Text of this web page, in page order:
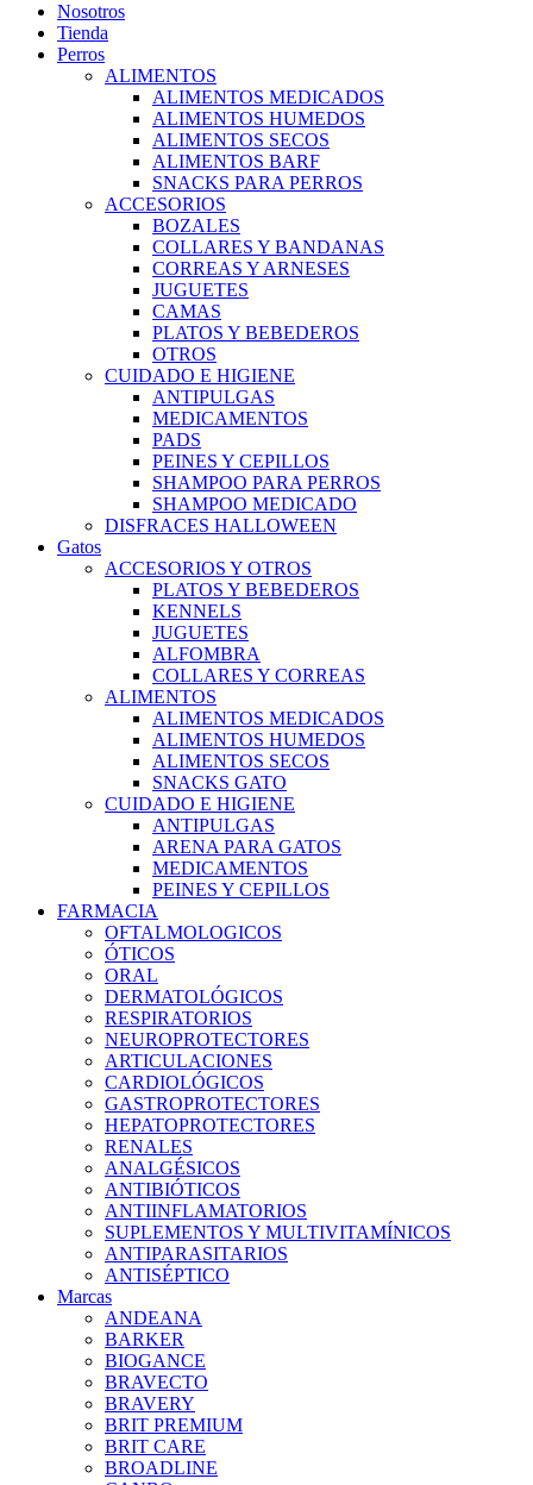
Nosotros
Tienda
Perros
ALIMENTOS
ALIMENTOS MEDICADOS
ALIMENTOS HUMEDOS
ALIMENTOS SECOS
ALIMENTOS BARF
SNACKS PARA PERROS
ACCESORIOS
BOZALES
COLLARES Y BANDANAS
CORREAS Y ARNESES
JUGUETES
CAMAS
PLATOS Y BEBEDEROS
OTROS
CUIDADO E HIGIENE
ANTIPULGAS
MEDICAMENTOS
PADS
PEINES Y CEPILLOS
SHAMPOO PARA PERROS
SHAMPOO MEDICADO
DISFRACES HALLOWEEN
Gatos
ACCESORIOS Y OTROS
PLATOS Y BEBEDEROS
KENNELS
JUGUETES
ALFOMBRA
COLLARES Y CORREAS
ALIMENTOS
ALIMENTOS MEDICADOS
ALIMENTOS HUMEDOS
ALIMENTOS SECOS
SNACKS GATO
CUIDADO E HIGIENE
ANTIPULGAS
ARENA PARA GATOS
MEDICAMENTOS
PEINES Y CEPILLOS
FARMACIA
OFTALMOLOGICOS
ÓTICOS
ORAL
DERMATOLÓGICOS
RESPIRATORIOS
NEUROPROTECTORES
ARTICULACIONES
CARDIOLÓGICOS
GASTROPROTECTORES
HEPATOPROTECTORES
RENALES
ANALGÉSICOS
ANTIBIÓTICOS
ANTIINFLAMATORIOS
SUPLEMENTOS Y MULTIVITAMÍNICOS
ANTIPARASITARIOS
ANTISÉPTICO
Marcas
ANDEANA
BARKER
BIOGANCE
BRAVECTO
BRAVERY
BRIT PREMIUM
BRIT CARE
BROADLINE